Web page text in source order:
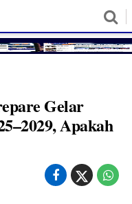
Gelar
Apakah